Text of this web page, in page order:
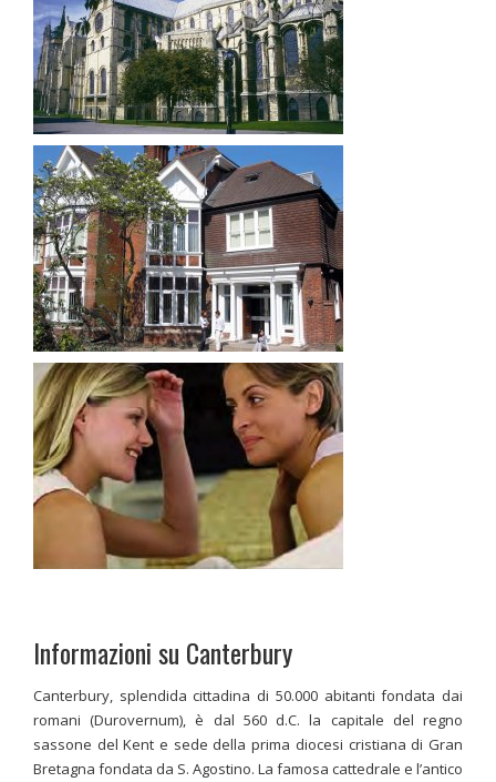
Informazioni su Canterbury
Canterbury, splendida cittadina di 50.000 abitanti fondata dai
romani (Durovernum), è dal 560 d.C. la capitale del regno
sassone del Kent e sede della prima diocesi cristiana di Gran
Bretagna fondata da S. Agostino. La famosa cattedrale e l’antico